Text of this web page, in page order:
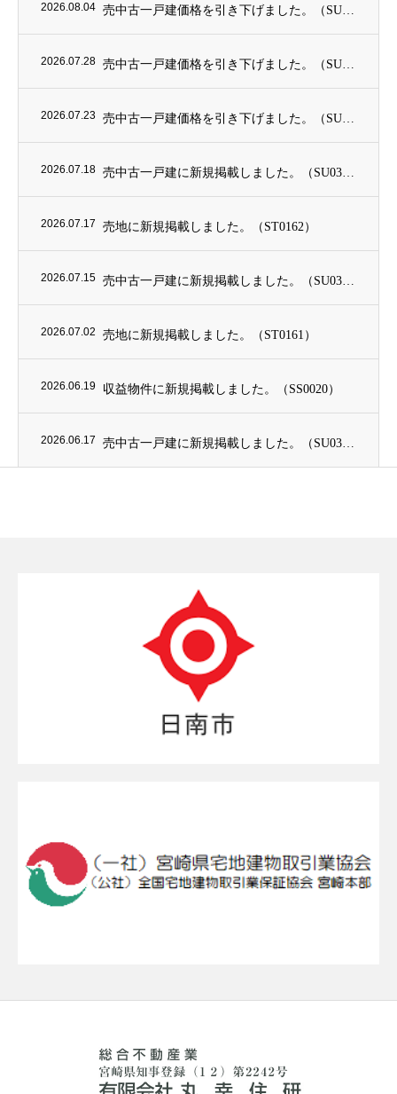
2026.08.04 売中古一戸建価格を引き下げました。（SU0369）
2026.07.28 売中古一戸建価格を引き下げました。（SU0302）
2026.07.23 売中古一戸建価格を引き下げました。（SU0371）
2026.07.18 売中古一戸建に新規掲載しました。（SU0380）
2026.07.17 売地に新規掲載しました。（ST0162）
2026.07.15 売中古一戸建に新規掲載しました。（SU0379）
2026.07.02 売地に新規掲載しました。（ST0161）
2026.06.19 収益物件に新規掲載しました。（SS0020）
2026.06.17 売中古一戸建に新規掲載しました。（SU0378）